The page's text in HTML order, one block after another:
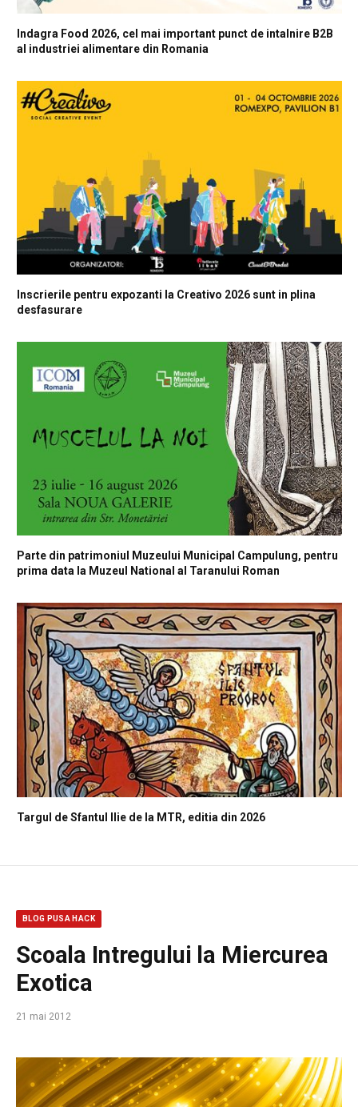
Indagra Food 2026, cel mai important punct de intalnire B2B
al industriei alimentare din Romania
Inscrierile pentru expozanti la Creativo 2026 sunt in plina
desfasurare
Parte din patrimoniul Muzeului Municipal Campulung, pentru
prima data la Muzeul National al Taranului Roman
Targul de Sfantul Ilie de la MTR, editia din 2026
BLOG PUSA HACK
Scoala Intregului la Miercurea
Exotica
21 mai 2012